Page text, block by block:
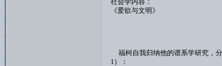
社会学内容：
《爱欲与文明》
福柯自我归纳他的谱系学研究，
1 ）：